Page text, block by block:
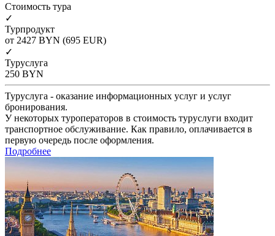
Cтоимость тура
✓
Турпродукт
от 2427 BYN (695 EUR)
✓
Туруслуга
250 BYN
Туруслуга - оказание информационных услуг и услуг
бронирования.
У некоторых туроператоров в стоимость туруслуги входит
транспортное обслуживание. Как правило, оплачивается в
первую очередь после оформления.
Подробнее